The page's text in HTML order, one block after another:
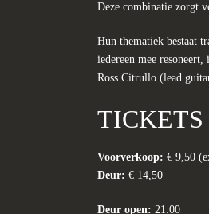
Deze combinatie zorgt
Hun thematiek bestaat
iedereen mee
Ross Citrullo (lead
Voorverkoop: € 9,50
Deur: € 14,50
Deur open: 21:00